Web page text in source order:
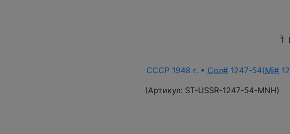
1
СССР 1948 г. • Сол# 1247-54(Mi#
(Артикул: ST-USSR-1247-54-MNH)